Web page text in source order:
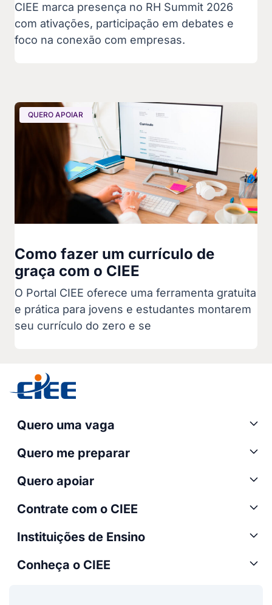
CIEE marca presença no RH Summit 2026
com ativações, participação em debates e
foco na conexão com empresas.
QUERO APOIAR
Como fazer um currículo de
graça com o CIEE
O Portal CIEE oferece uma ferramenta gratuita
e prática para jovens e estudantes montarem
seu currículo do zero e se
Quero uma vaga
Quero me preparar
Quero apoiar
Contrate com o CIEE
Instituições de Ensino
Conheça o CIEE